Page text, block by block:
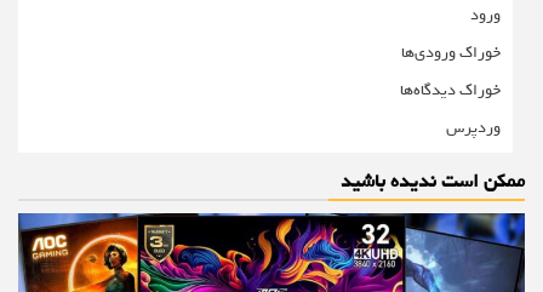
ورود
خوراک ورودی‌ها
خوراک دیدگاه‌ها
وردپرس
ممکن است ندیده باشید